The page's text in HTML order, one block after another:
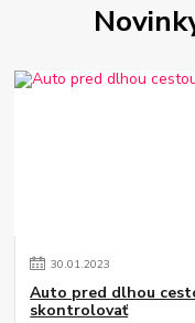
30.01.2023
Auto pred dlhou
skontrolovať